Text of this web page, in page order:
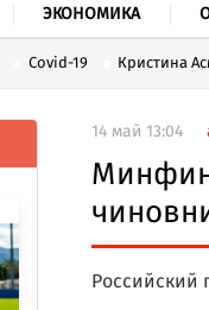
ЭКОНОМИКА
Covid-19 Кристина
14 май 13:04
Минфин
Российский